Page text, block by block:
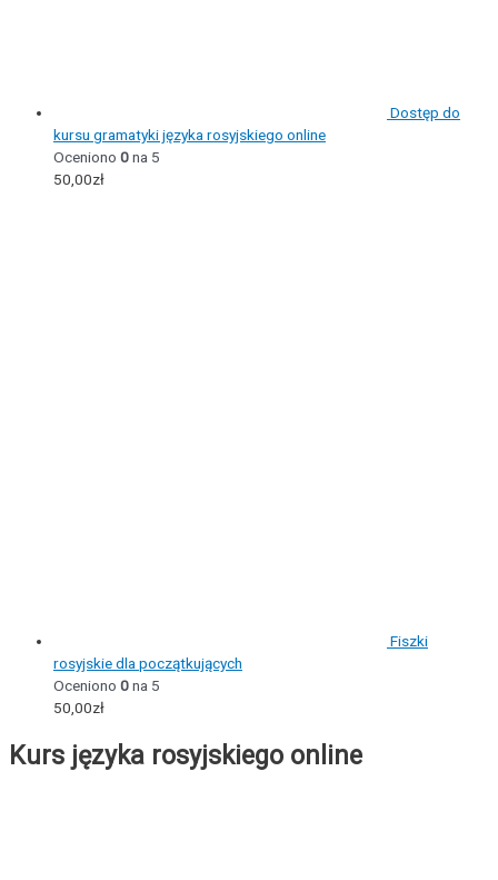
Dostęp do
kursu gramatyki języka rosyjskiego online
Oceniono 0na 5
50,00zł
Fiszki
rosyjskie dla początkujących
Oceniono 0na 5
50,00zł
Kurs języka rosyjskiego online